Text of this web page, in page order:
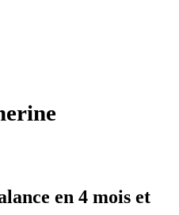
en 4 mois et